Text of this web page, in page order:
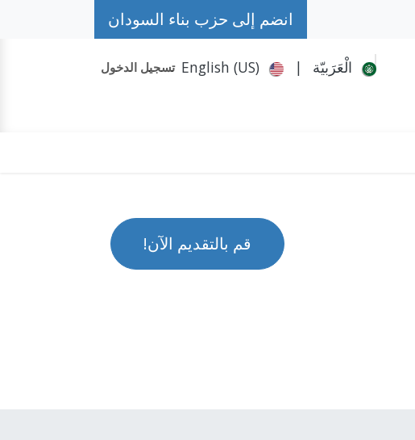
انضم إلى حزب بناء السودان
الْعَرَبيّة |
English (US) تسجيل الدخول
قم بالتقديم الآن!